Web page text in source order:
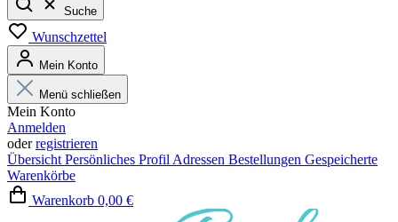
Suche
Wunschzettel
Mein Konto
Menü schließen
Mein Konto
Anmelden
oderregistrieren
Übersicht Persönliches Profil Adressen Bestellungen Gespeicherte
Warenkörbe
Warenkorb 0,00 €